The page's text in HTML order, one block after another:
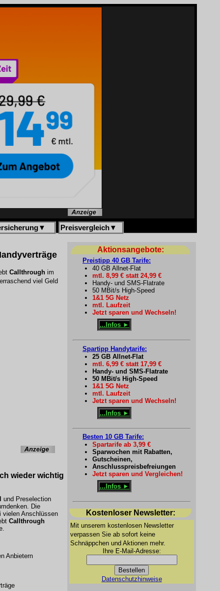
▼ Preisvergleich▼
Callthrough im
viel Geld
wieder wichtig
und Preselection
Die
vielen Anschlüssen
Callthrough
Anbietern
Aktionsangebote:
Preistipp 40 GB Tarife:
40 GB Allnet-Flat
mtl. 8,99 € statt 24,99 €
Handy- und SMS-Flatrate
50 MBit/s High-Speed
1&1 5G Netz
mtl. Laufzeit
Jetzt sparen und Wechseln!
...Infos ►
Spartipp Handytarife:
25 GB Allnet-Flat
mtl. 6,99 € statt 17,99 €
Handy- und SMS-Flatrate
50 MBit/s High-Speed
1&1 5G Netz
mtl. Laufzeit
Jetzt sparen und Wechseln!
...Infos ►
Besten 10 GB Tarife:
Spartarife ab 3,99 €
Sparwochen mit Rabatten,
Gutscheinen,
Anschlusspreisbefreiungen
Jetzt sparen und Vergleichen!
...Infos ►
Kostenloser Newsletter:
Mit unserem kostenlosen Newsletter
verpassen Sie ab sofort keine
Schnäppchen und Aktionen mehr.
Ihre E-Mail-Adresse:
Datenschutzhinweise